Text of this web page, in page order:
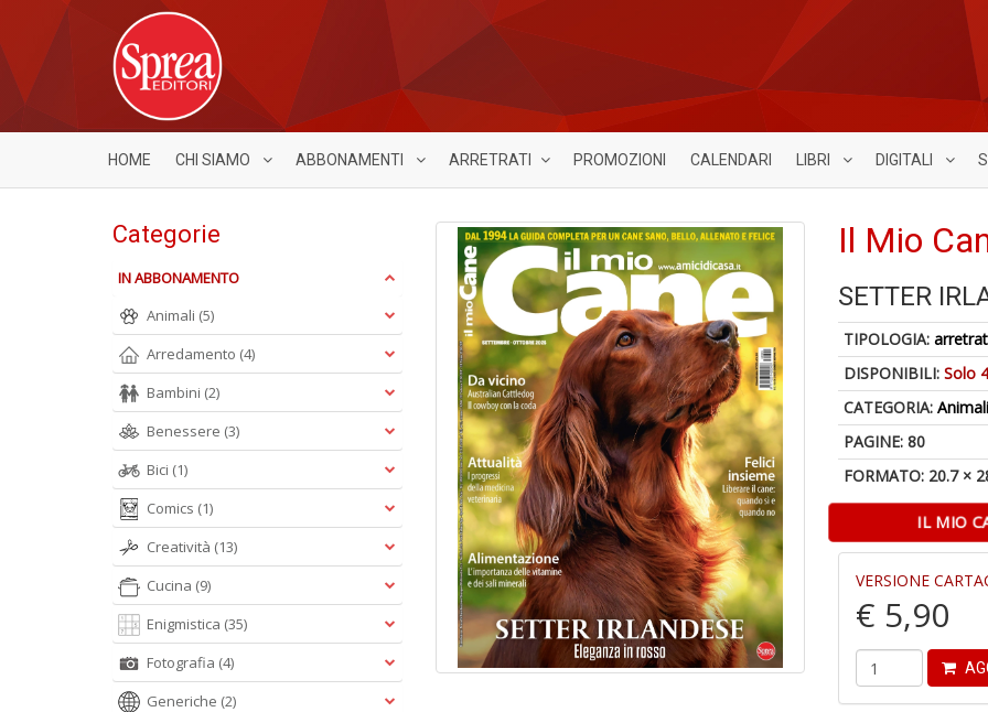
HOME CHI SIAMO ABBONAMENTI ARRETRATI PROMOZIONI CALENDARI LIBRI DIGITALI
Il Mio
SETTER
TIPOLOGIA:
DISPONIBILI:Solo
CATEGORIA:Animali
PAGINE: 80
FORMATO: 20.7 ×
IL MIO
VERSIONE
€ 5,90
Categorie
IN ABBONAMENTO
Animali (5)
Arredamento (4)
Bambini (2)
Benessere (3)
Bici (1)
Comics (1)
Creatività (13)
Cucina (9)
Enigmistica (35)
Fotografia (4)
Generiche (2)